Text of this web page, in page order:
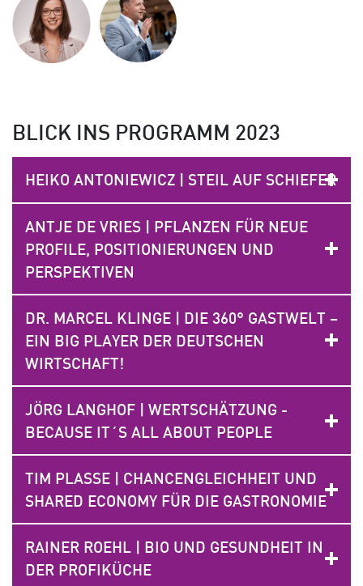
BLICK INS PROGRAMM 2023
HEIKO ANTONIEWICZ | STEIL AUF SCHIEFER
ANTJE DE VRIES | PFLANZEN FÜR NEUE
PROFILE, POSITIONIERUNGEN UND
PERSPEKTIVEN
DR. MARCEL KLINGE | DIE 360° GASTWELT –
EIN BIG PLAYER DER DEUTSCHEN
WIRTSCHAFT!
JÖRG LANGHOF | WERTSCHÄTZUNG -
BECAUSE IT´S ALL ABOUT PEOPLE
TIM PLASSE | CHANCENGLEICHHEIT UND
SHARED ECONOMY FÜR DIE GASTRONOMIE
RAINER ROEHL | BIO UND GESUNDHEIT IN
DER PROFIKÜCHE